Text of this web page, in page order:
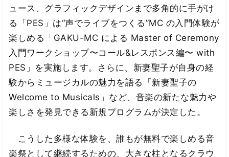
ュース、グラフィックデザインまで多角的に手がけ
る「PES」は“声でライブをつくる”MC の入門体験が
楽しめる「GAKU-MC による Master of Ceremony
入門ワークショップ〜コール&レスポンス編〜 with
PES」を実施します。さらに、新妻聖子が自身の経
験からミュージカルの魅力を語る「新妻聖子の
Welcome to Musicals」など、音楽の新たな魅力や
楽しさを発見できる新規プログラムが決定した。
こうした多様な体験を、誰もが無料で楽しめる音
楽祭として継続するための、大きな柱となるクラウ